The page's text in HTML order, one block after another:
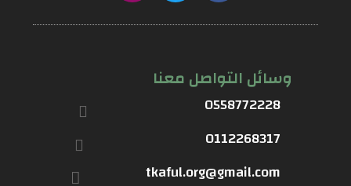
وسائل التواصل معنا
0558772228
0112268317
tkaful.org@gmail.com